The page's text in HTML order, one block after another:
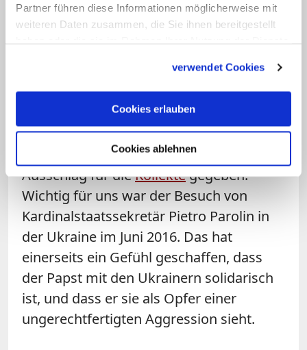
Partner führen diese Informationen möglicherweise mit
weiteren Daten zusammen, die Sie ihnen bereitgestellt
verwendet Cookies
Cookies erlauben
Cookies ablehnen
Aspekte interessierte. Ihm geht es um
die konkreten Menschen. Sein Interesse
Menschen helfen? Als ich den Papst mit
der Bischofssynode besucht habe, habe
ich ihm gesagt, dass die Menschen in der
Ukraine dringend Hilfe bräuchten.
Möglicherweise hat das den letzten
Ausschlag für dieKollektegegeben.
Wichtig für uns war der Besuch von
Kardinalstaatssekretär Pietro Parolin in
der Ukraine im Juni 2016. Das hat
einerseits ein Gefühl geschaffen, dass
der Papst mit den Ukrainern solidarisch
ist, und dass er sie als Opfer einer
ungerechtfertigten Aggression sieht.